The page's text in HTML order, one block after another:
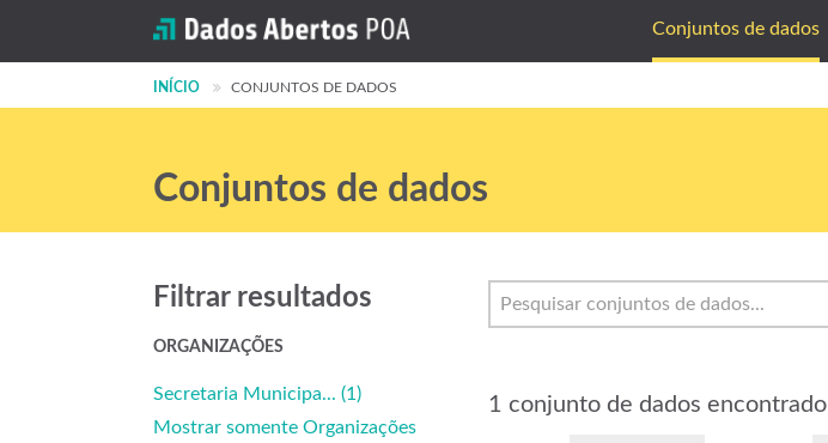
Conjuntos de dados
INÍCIO CONJUNTOS DE DADOS
Conjuntos de dados
1 conjunto de dados encontrado
Filtrar resultados
ORGANIZAÇÕES
Secretaria Municipa... (1)
Mostrar somente Organizações